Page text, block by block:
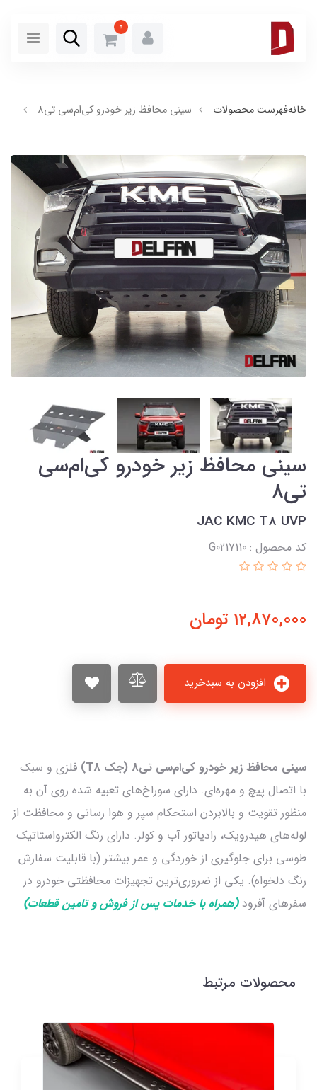
0
خانهفهرست محصولات سینی محافظ زیر خودرو کی‌ام‎‌سی تی8
سینی محافظ زیر خودرو کی‌ام‎‌سی
تی8
JAC KMC T8 UVP
کد محصول : G0217110
12,870,000 تومان
سینی محافظ زیر خودرو کی‌ام‎‌سی تی8 (جک T8)
فلزی و سبک
با اتصال پیچ و مهره‌ای. دارای سوراخ‌های تعبیه شده روی آن به
منظور تقویت و بالابردن استحکام سپر و هوا رسانی و محافظت از
لوله‌های هیدرویک، رادیاتور آب و کولر. دارای رنگ الکترواستاتیک
طوسی برای جلوگیری از خوردگی و عمر بیشتر (با قابلیت سفارش
رنگ دلخواه). یکی از ضروری‌ترین تجهیزات محافظتی خودرو در
سفرهای آفرود(همراه با خدمات پس از فروش و تامین قطعات)
محصولات مرتبط